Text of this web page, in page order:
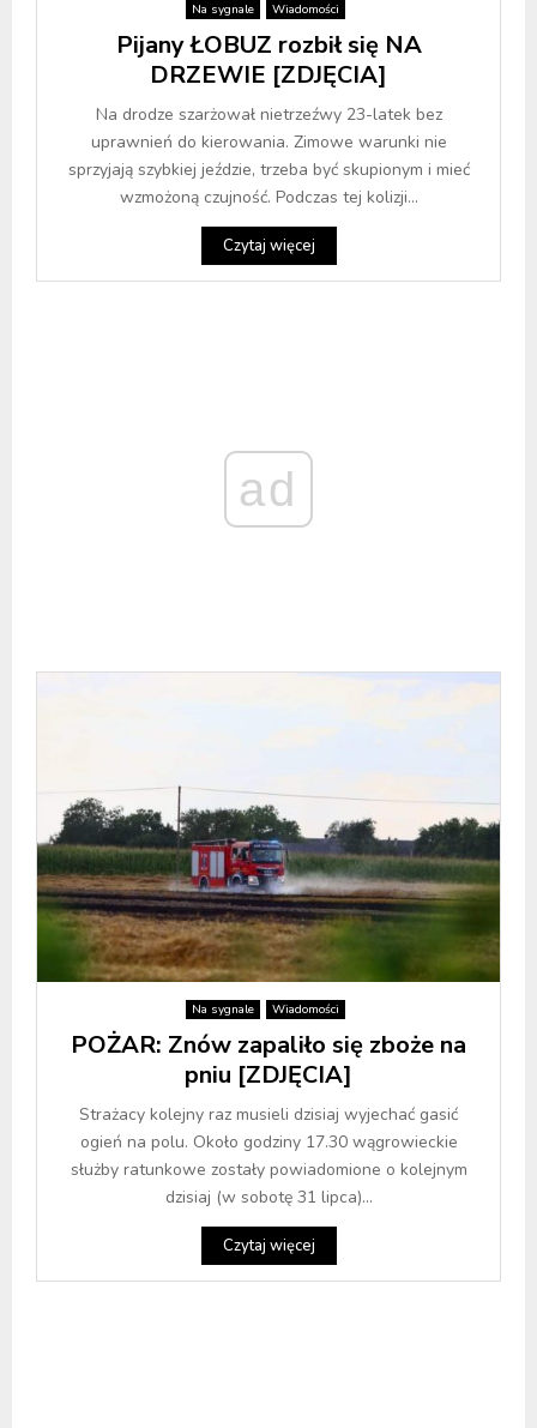
Na sygnale Wiadomości
Pijany ŁOBUZ rozbił się NA
DRZEWIE [ZDJĘCIA]
Na drodze szarżował nietrzeźwy 23-latek bez
uprawnień do kierowania. Zimowe warunki nie
sprzyjają szybkiej jeździe, trzeba być skupionym i mieć
wzmożoną czujność. Podczas tej kolizji...
Czytaj więcej
ad
Na sygnale Wiadomości
POŻAR: Znów zapaliło się zboże na
pniu [ZDJĘCIA]
Strażacy kolejny raz musieli dzisiaj wyjechać gasić
ogień na polu. Około godziny 17.30 wągrowieckie
służby ratunkowe zostały powiadomione o kolejnym
dzisiaj (w sobotę 31 lipca)...
Czytaj więcej